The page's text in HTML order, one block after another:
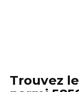
Trouvez